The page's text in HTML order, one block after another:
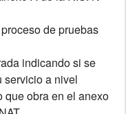
de pruebas
indicando si se
servicio a nivel
que obra en el anexo